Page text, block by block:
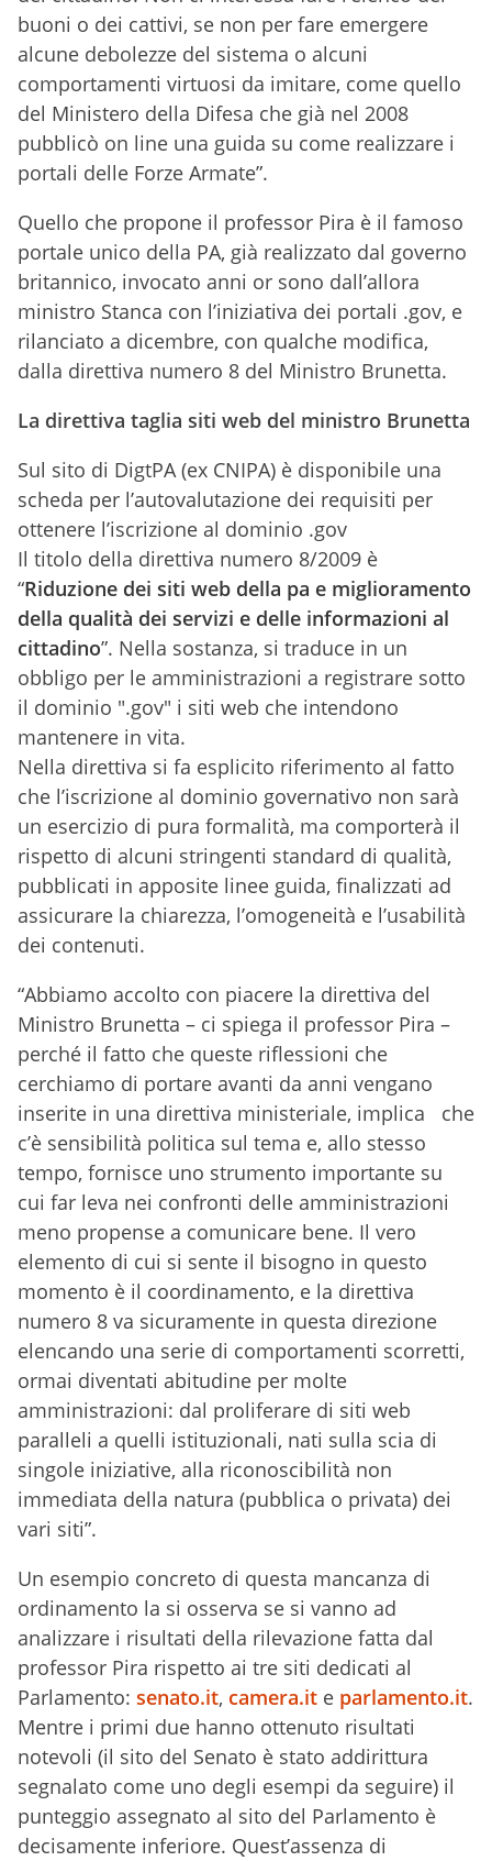
buoni o dei cattivi, se non per fare emergere
alcune debolezze del sistema o alcuni
comportamenti virtuosi da imitare, come quello
del Ministero della Difesa che già nel 2008
pubblicò on line una guida su come realizzare i
portali delle Forze Armate”.
Quello che propone il professor Pira è il famoso
portale unico della PA, già realizzato dal governo
britannico, invocato anni or sono dall’allora
ministro Stanca con l’iniziativa dei portali .gov, e
rilanciato a dicembre, con qualche modifica,
dalla direttiva numero 8 del Ministro Brunetta.
La direttiva taglia siti web del ministro Brunetta
Sul sito di DigtPA (ex CNIPA) è disponibile una
scheda per l’autovalutazione dei requisiti per
ottenere l’iscrizione al dominio .gov
Il titolo della direttiva numero 8/2009 è
“Riduzione dei siti web della pa e miglioramento
della qualità dei servizi e delle informazioni al
cittadino”. Nella sostanza, si traduce in un
obbligo per le amministrazioni a registrare sotto
il dominio ".gov" i siti web che intendono
mantenere in vita.
Nella direttiva si fa esplicito riferimento al fatto
che l’iscrizione al dominio governativo non sarà
un esercizio di pura formalità, ma comporterà il
rispetto di alcuni stringenti standard di qualità,
pubblicati in apposite linee guida, finalizzati ad
assicurare la chiarezza, l’omogeneità e l’usabilità
dei contenuti.
“Abbiamo accolto con piacere la direttiva del
Ministro Brunetta – ci spiega il professor Pira –
perché il fatto che queste riflessioni che
cerchiamo di portare avanti da anni vengano
inserite in una direttiva ministeriale, implica che
c’è sensibilità politica sul tema e, allo stesso
tempo, fornisce uno strumento importante su
cui far leva nei confronti delle amministrazioni
meno propense a comunicare bene. Il vero
elemento di cui si sente il bisogno in questo
momento è il coordinamento, e la direttiva
numero 8 va sicuramente in questa direzione
elencando una serie di comportamenti scorretti,
ormai diventati abitudine per molte
amministrazioni: dal proliferare di siti web
paralleli a quelli istituzionali, nati sulla scia di
singole iniziative, alla riconoscibilità non
immediata della natura (pubblica o privata) dei
vari siti”.
Un esempio concreto di questa mancanza di
ordinamento la si osserva se si vanno ad
analizzare i risultati della rilevazione fatta dal
professor Pira rispetto ai tre siti dedicati al
Parlamento: senato.it, camera.it e parlamento.it.
Mentre i primi due hanno ottenuto risultati
notevoli (il sito del Senato è stato addirittura
segnalato come uno degli esempi da seguire) il
punteggio assegnato al sito del Parlamento è
decisamente inferiore. Quest’assenza di